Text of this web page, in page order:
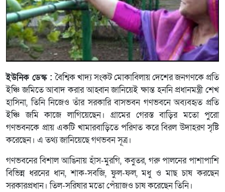
ইউনিক ডেস্ক : বৈশ্বিক খাদ্য সংকট মোকাবিলায় দেশের জনগণকে প্রতি
ইঞ্চি জমিতে আবাদ করার আহ্বান জানিয়েই ক্ষান্ত হননি প্রধানমন্ত্রী শেখ
হাসিনা, তিনি নিজেও তাঁর সরকারি বাসভবন গণভবনে অব্যবহৃত প্রতি
ইঞ্চি জমি কাজে লাগিয়েছেন। গ্রামের গেরস্ত বাড়ির মতো পুরো
গণভবনকে প্রায় একটি খামারবাড়িতে পরিণত করে বিরল উদাহরণ সৃষ্টি
করেছেন। এ তথ্য জানিয়েছে গণভবন সূত্র।
গণভবনের বিশাল আঙিনায় হাঁস-মুরগি, কবুতর, গরু পালনের পাশাপাশি
বিভিন্ন ধরনের ধান, শাক-সবজি, ফুল-ফল, মধু ও মাছ চাষ করছেন
সরকারপ্রধান। তিল-সরিষার মতো পেঁয়াজও চাষ করেছেন তিনি।